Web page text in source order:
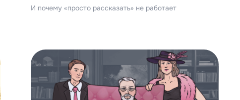
И почему «просто рассказать» не работает